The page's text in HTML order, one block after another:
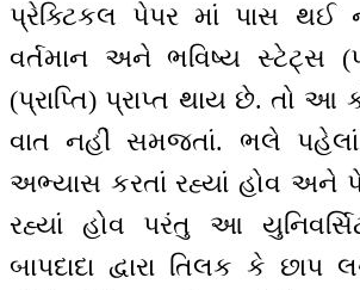
પ્રેક્ટિકલ પેપર માં પાસ
વર્તમાન અને ભવિષ્ય સ્ટેટ્સ
(પ્રાપ્તિ) પ્રાપ્ત થાય છે. તો આ
વાત નહીં સમજતાં. ભલે પહેલાં
અભ્યાસ કરતાં રહ્યાં હોવ અને
રહ્યાં હોવ પરંતુ આ
બાપદાદા દ્વારા તિલક કે છાપ